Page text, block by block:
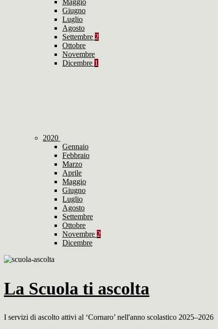
Maggio
Giugno
Luglio
Agosto
Settembre 2
Ottobre
Novembre
Dicembre 1
2020
Gennaio
Febbraio
Marzo
Aprile
Maggio
Giugno
Luglio
Agosto
Settembre
Ottobre
Novembre 2
Dicembre
La Scuola ti ascolta
I servizi di ascolto attivi al ‘Cornaro’ nell'anno scolastico 2025–2026